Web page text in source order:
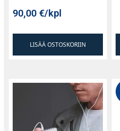
90,00€/kpl
LISÄÄ OSTOSKORIIN